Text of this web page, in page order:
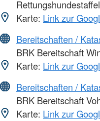
Rettungshundestaffel
Karte: Link zur
Bereitschaften /
BRK Bereitschaft
Karte: Link zur
Bereitschaften /
BRK Bereitschaft
Karte: Link zur